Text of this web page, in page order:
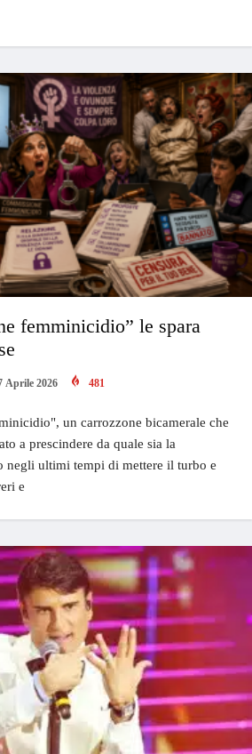
femminicidio” le spara
Aprile 2026 481
un carrozzone bicamerale che
a prescindere da quale sia la
negli ultimi tempi di mettere il turbo e
e